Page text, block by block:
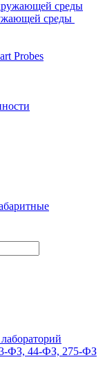
среды
Probes
ФЗ, 44-ФЗ, 275-ФЗ